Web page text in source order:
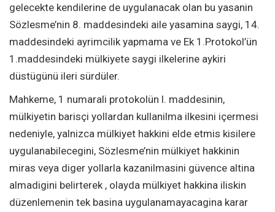
gelecekte kendilerine de uygulanacak olan bu yasanin
Sözlesme’nin 8. maddesindeki aile yasamina saygi, 14.
maddesindeki ayrimcilik yapmama ve Ek 1.Protokol’ün
1.maddesindeki mülkiyete saygi ilkelerine aykiri
düstügünü ileri sürdüler.
Mahkeme, 1 numarali protokolün l. maddesinin,
mülkiyetin barisçi yollardan kullanilma ilkesini içermesi
nedeniyle, yalnizca mülkiyet hakkini elde etmis kisilere
uygulanabilecegini, Sözlesme’nin mülkiyet hakkinin
miras veya diger yollarla kazanilmasini güvence altina
almadigini belirterek , olayda mülkiyet hakkina iliskin
düzenlemenin tek basina uygulanamayacagina karar